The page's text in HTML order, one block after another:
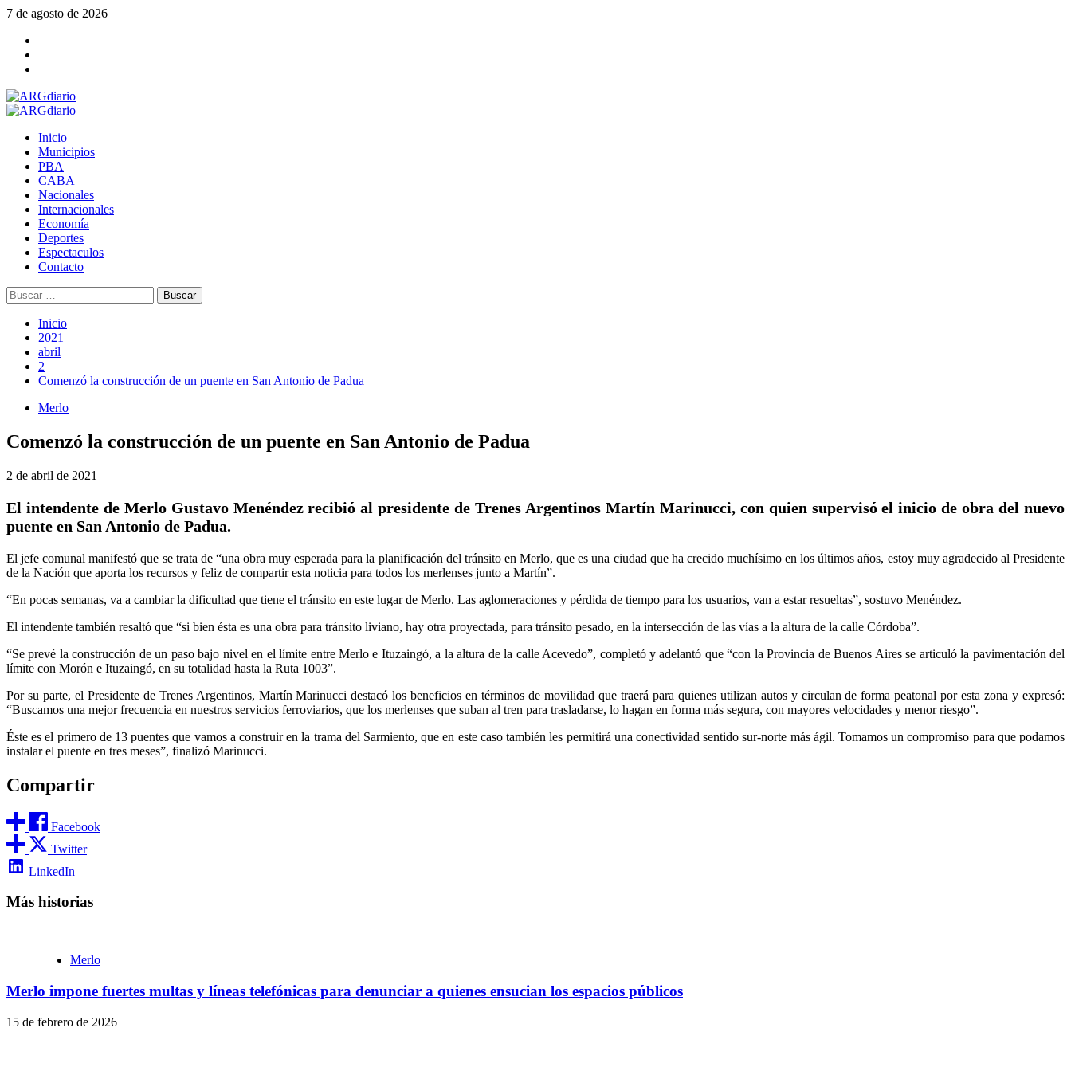
Saltar
contenido
7 de agosto de 2026
Menú
Inicio
Municipios
PBA
CABA
Nacionales
Internacionales
Economía
Deportes
Espectaculos
Contacto
Buscar:
Inicio
2021
abril
2
Comenzó la construcción de un puente en San Antonio de Padua
Merlo
Comenzó la construcción de un puente en San Antonio de Padua
2 de abril de 2021
El intendente de Merlo Gustavo Menéndez recibió al presidente de Trenes Argentinos Martín Marinucci, con quien supervisó el inicio de obra del nuevo
puente en San Antonio de Padua.
El jefe comunal manifestó que se trata de “una obra muy esperada para la planificación del tránsito en Merlo, que es una ciudad que ha crecido muchísimo en los últimos años, estoy muy agradecido al Presidente
de la Nación que aporta los recursos y feliz de compartir esta noticia para todos los merlenses junto a Martín”.
“En pocas semanas, va a cambiar la dificultad que tiene el tránsito en este lugar de Merlo. Las aglomeraciones y pérdida de tiempo para los usuarios, van a estar resueltas”, sostuvo Menéndez.
El intendente también resaltó que “si bien ésta es una obra para tránsito liviano, hay otra proyectada, para tránsito pesado, en la intersección de las vías a la altura de la calle Córdoba”.
“Se prevé la construcción de un paso bajo nivel en el límite entre Merlo e Ituzaingó, a la altura de la calle Acevedo”, completó y adelantó que “con la Provincia de Buenos Aires se articuló la pavimentación del
límite con Morón e Ituzaingó, en su totalidad hasta la Ruta 1003”.
Por su parte, el Presidente de Trenes Argentinos, Martín Marinucci destacó los beneficios en términos de movilidad que traerá para quienes utilizan autos y circulan de forma peatonal por esta zona y expresó:
“Buscamos una mejor frecuencia en nuestros servicios ferroviarios, que los merlenses que suban al tren para trasladarse, lo hagan en forma más segura, con mayores velocidades y menor riesgo”.
Éste es el primero de 13 puentes que vamos a construir en la trama del Sarmiento, que en este caso también les permitirá una conectividad sentido sur-norte más ágil. Tomamos un compromiso para que podamos
instalar el puente en tres meses”, finalizó Marinucci.
Compartir
Facebook
Twitter
LinkedIn
Más historias
Merlo
Merlo impone fuertes multas y líneas telefónicas para denunciar a quienes ensucian los espacios públicos
15 de febrero de 2026